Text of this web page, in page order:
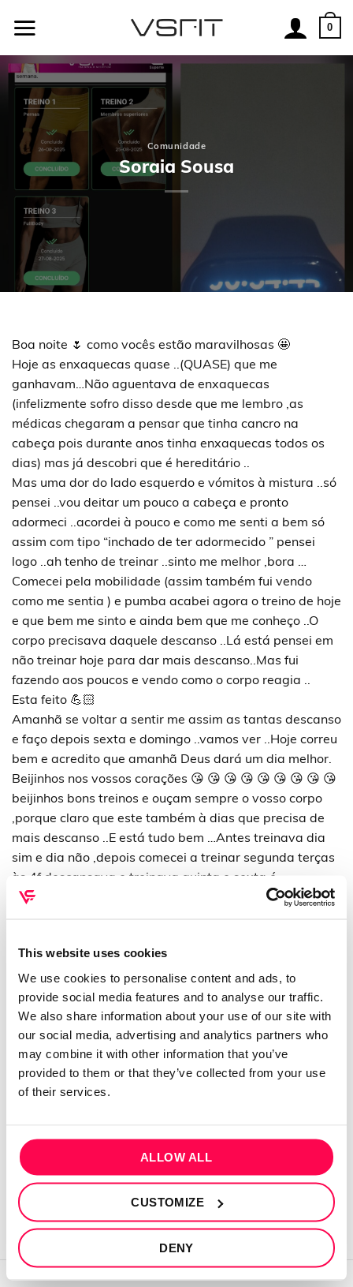
This website uses cookies
We use cookies to personalise content and ads, to
provide social media features and to analyse our traffic.
We also share information about your use of our site with
our social media, advertising and analytics partners who
may combine it with other information that you’ve
provided to them or that they’ve collected from your use
of their services.
ALLOW ALL
CUSTOMIZE
DENY
0
Comunidade
Soraia Sousa
Boa noite 🌷 como vocês estão maravilhosas 🤩
Hoje as enxaquecas quase ..(QUASE) que me
ganhavam…Não aguentava de enxaquecas
(infelizmente sofro disso desde que me lembro ,as
médicas chegaram a pensar que tinha cancro na
cabeça pois durante anos tinha enxaquecas todos os
dias) mas já descobri que é hereditário ..
Mas uma dor do lado esquerdo e vómitos à mistura ..só
pensei ..vou deitar um pouco a cabeça e pronto
adormeci ..acordei à pouco e como me senti a bem só
assim com tipo “inchado de ter adormecido ” pensei
logo ..ah tenho de treinar ..sinto me melhor ,bora …
Comecei pela mobilidade (assim também fui vendo
como me sentia ) e pumba acabei agora o treino de hoje
e que bem me sinto e ainda bem que me conheço ..O
corpo precisava daquele descanso ..Lá está pensei em
não treinar hoje para dar mais descanso..Mas fui
fazendo aos poucos e vendo como o corpo reagia ..
Esta feito 💪🏻
Amanhã se voltar a sentir me assim as tantas descanso
e faço depois sexta e domingo ..vamos ver ..Hoje correu
bem e acredito que amanhã Deus dará um dia melhor.
Beijinhos nos vossos corações 😘 😘 😘 😘 😘 😘 😘 😘 😘
beijinhos bons treinos e ouçam sempre o vosso corpo
,porque claro que este também à dias que precisa de
mais descanso ..E está tudo bem …Antes treinava dia
sim e dia não ,depois comecei a treinar segunda terças
às 4f descansava e treinava quinta e sexta é
descansava sábado e domingo ..Agora tenho
corpo sabe o que faz.
Mas sempre a dar o máximo.🍑🏋️💪🏻😘💪🏻💪🏻💪🏻
Desculpem o desabafo -(testamento )
Please login to comment